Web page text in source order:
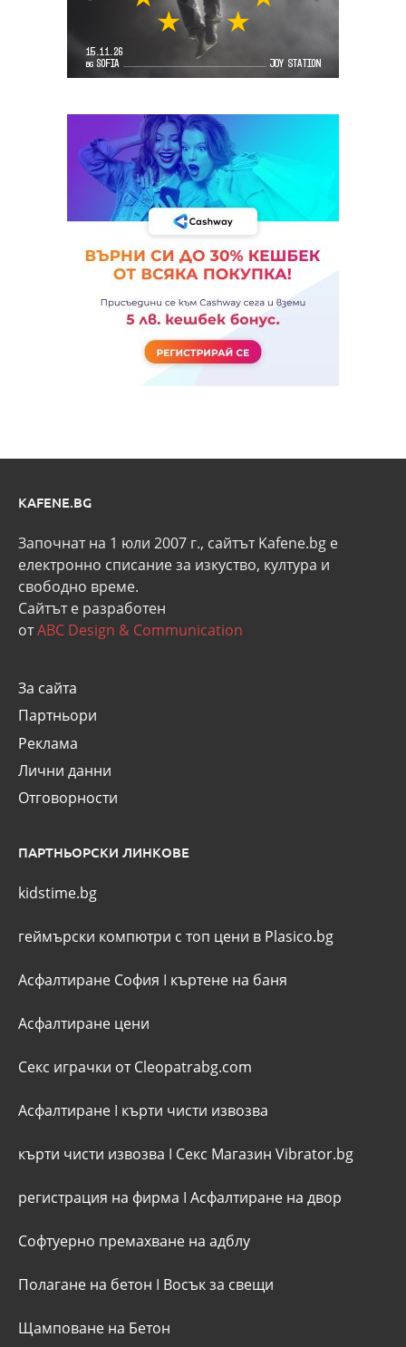
KAFENE.BG
Започнат на 1 юли 2007 г., сайтът Kafene.bg e
eлектронно списание за изкуство, култура и
свободно време.
Сайтът е разработен
отABC Design & Communication
За сайта
Партньори
Реклама
Лични данни
Отговорности
ПАРТНЬОРСКИ ЛИНКОВЕ
kidstime.bg
геймърски компютри с топ цени в Plasico.bg
Асфалтиране София I къртене на баня
Асфалтиране цени
Секс играчки от Cleopatrabg.com
Асфалтиране I кърти чисти извозва
кърти чисти извозва I Секс Магазин Vibrator.bg
регистрация на фирма I Асфалтиране на двор
Софтуерно премахване на адблу
Полагане на бетон I Восък за свещи
Щамповане на Бетон